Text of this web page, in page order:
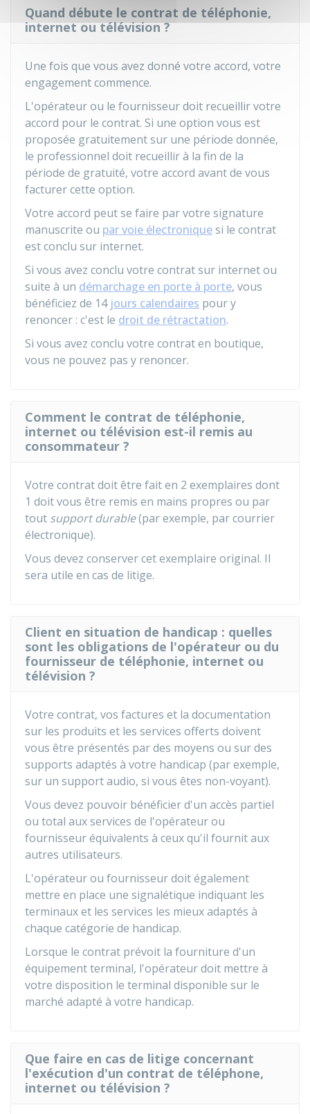
Quand débute le contrat de téléphonie,
internet ou télévision ?
Une fois que vous avez donné votre accord, votre
engagement commence.
L'opérateur ou le fournisseur doit recueillir votre
accord pour le contrat. Si une option vous est
proposée gratuitement sur une période donnée,
le professionnel doit recueillir à la fin de la
période de gratuité, votre accord avant de vous
facturer cette option.
Votre accord peut se faire par votre signature
manuscrite ou par voie électroniquesi le contrat
est conclu sur internet.
Si vous avez conclu votre contrat sur internet ou
suite à un démarchage en porte à porte, vous
bénéficiez de 14 jours calendaires pour y
renoncer : c'est le droit de rétractation.
Si vous avez conclu votre contrat en boutique,
vous ne pouvez pas y renoncer.
Comment le contrat de téléphonie,
internet ou télévision est-il remis au
consommateur ?
Votre contrat doit être fait en 2 exemplaires dont
1 doit vous être remis en mains propres ou par
tout support durable(par exemple, par courrier
électronique).
Vous devez conserver cet exemplaire original. Il
sera utile en cas de litige.
Client en situation de handicap : quelles
sont les obligations de l'opérateur ou du
fournisseur de téléphonie, internet ou
télévision ?
Votre contrat, vos factures et la documentation
sur les produits et les services offerts doivent
vous être présentés par des moyens ou sur des
supports adaptés à votre handicap (par exemple,
sur un support audio, si vous êtes non-voyant).
Vous devez pouvoir bénéficier d'un accès partiel
ou total aux services de l'opérateur ou
fournisseur équivalents à ceux qu'il fournit aux
autres utilisateurs.
L'opérateur ou fournisseur doit également
mettre en place une signalétique indiquant les
terminaux et les services les mieux adaptés à
chaque catégorie de handicap.
Lorsque le contrat prévoit la fourniture d'un
équipement terminal, l'opérateur doit mettre à
votre disposition le terminal disponible sur le
marché adapté à votre handicap.
Que faire en cas de litige concernant
l'exécution d'un contrat de téléphone,
internet ou télévision ?